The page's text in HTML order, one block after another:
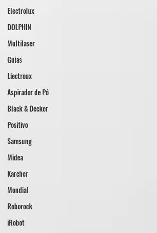
Electrolux
DOLPHIN
Multilaser
Guias
Liectroux
Aspirador de Pó
Black & Decker
Positivo
Samsung
Midea
Karcher
Mondial
Roborock
iRobot